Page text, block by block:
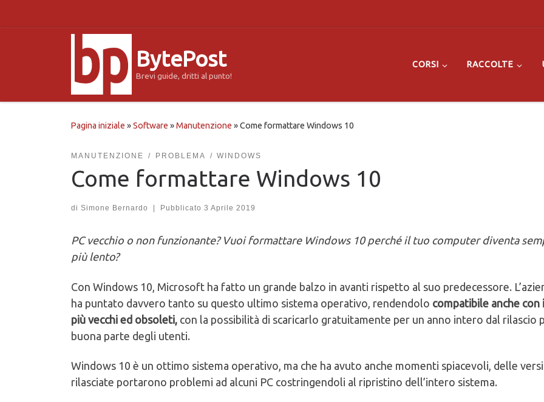
BytePost
Brevi guide, dritti al punto!
CORSI RACCOLTE
Pagina iniziale »Software »Manutenzione »Come formattare Windows 10
MANUTENZIONE PROBLEMA WINDOWS
Come formattare Windows 10
di Simone Bernardo Pubblicato 3 Aprile 2019
PC vecchio o non funzionante? Vuoi formattare Windows 10 perché il tuo computer diventa
più lento?
Con Windows 10, Microsoft ha fatto un grande balzo in avanti rispetto al suo predecessore.
ha puntato davvero tanto su questo ultimo sistema operativo, rendendolo compatibile anche con
più vecchi ed obsoleti, con la possibilità di scaricarlo gratuitamente per un anno intero dal rilascio
buona parte degli utenti.
Windows 10 è un ottimo sistema operativo, ma che ha avuto anche momenti spiacevoli, delle
rilasciate portarono problemi ad alcuni PC costringendoli al ripristino dell’intero sistema.